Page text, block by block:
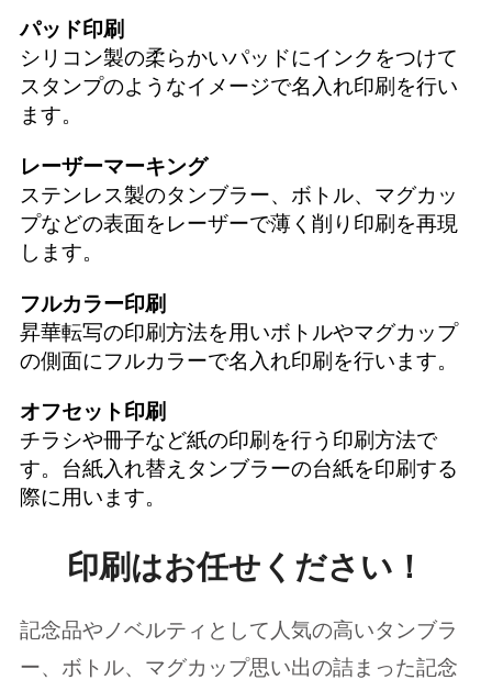
パッド印刷
シリコン製の柔らかいパッドにインクをつけて
スタンプのようなイメージで名入れ印刷を行い
ます。
レーザーマーキング
ステンレス製のタンブラー、ボトル、マグカッ
プなどの表面をレーザーで薄く削り印刷を再現
します。
フルカラー印刷
昇華転写の印刷方法を用いボトルやマグカップ
の側面にフルカラーで名入れ印刷を行います。
オフセット印刷
チラシや冊子など紙の印刷を行う印刷方法で
す。台紙入れ替えタンブラーの台紙を印刷する
際に用います。
印刷はお任せください！
記念品やノベルティとして人気の高いタンブラ
ー、ボトル、マグカップ思い出の詰まった記念